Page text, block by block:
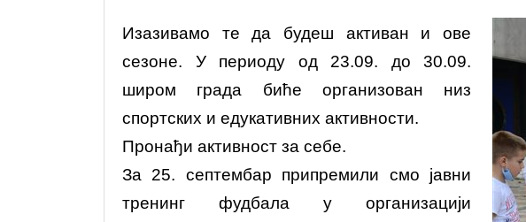
Изазивамо те да будеш активан и ове
сезоне. У периоду од 23.09. до 30.09.
широм града биће организован низ
спортских и едукативних активности.
Пронађи активност за себе.
За 25. септембар припремили смо јавни
тренинг фудбала у организацији